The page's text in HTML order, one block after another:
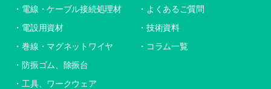
電線・ケーブル接続処理材
電設用資材
巻線・マグネットワイヤ
防振ゴム、除振台
工具、ワークウェア
よくあるご質問
技術資料
コラム一覧